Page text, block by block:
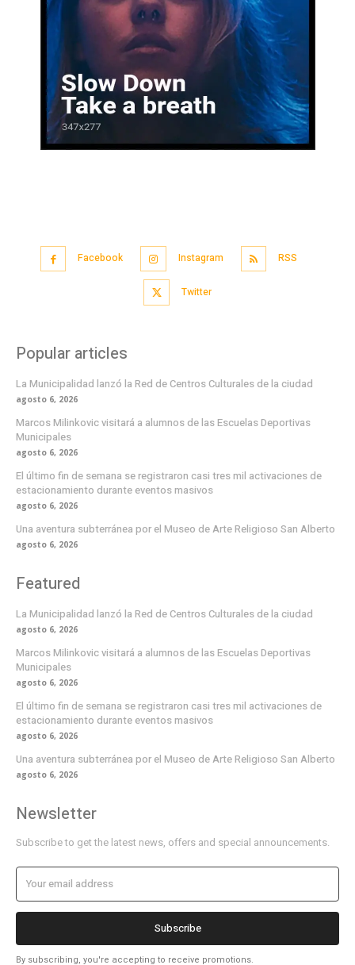
Facebook Instagram RSS
Twitter
Popular articles
La Municipalidad lanzó la Red de Centros Culturales de la ciudad
agosto 6, 2026
Marcos Milinkovic visitará a alumnos de las Escuelas Deportivas
Municipales
agosto 6, 2026
El último fin de semana se registraron casi tres mil activaciones de
estacionamiento durante eventos masivos
agosto 6, 2026
Una aventura subterránea por el Museo de Arte Religioso San Alberto
agosto 6, 2026
Featured
La Municipalidad lanzó la Red de Centros Culturales de la ciudad
agosto 6, 2026
Marcos Milinkovic visitará a alumnos de las Escuelas Deportivas
Municipales
agosto 6, 2026
El último fin de semana se registraron casi tres mil activaciones de
estacionamiento durante eventos masivos
agosto 6, 2026
Una aventura subterránea por el Museo de Arte Religioso San Alberto
agosto 6, 2026
Newsletter
Subscribe to get the latest news, offers and special announcements.
Subscribe
By subscribing, you're accepting to receive promotions.